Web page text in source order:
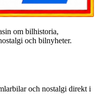
om bilhistoria,
och bilnyheter.
och nostalgi direkt i